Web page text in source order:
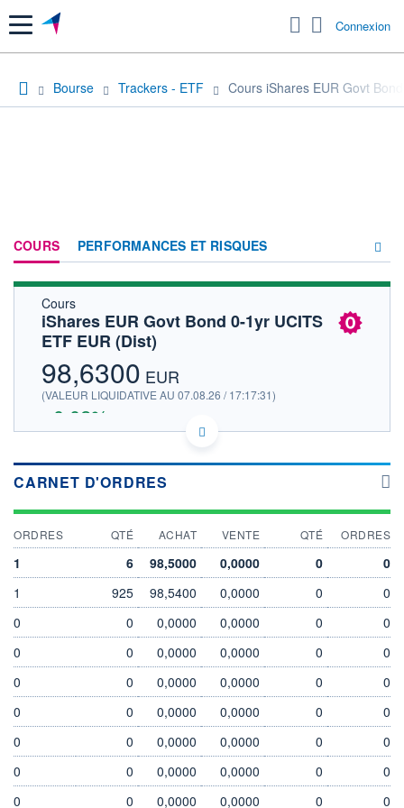
Menu Connexion
Bourse Trackers - ETF Cours iShares EUR Govt
COURS PERFORMANCES ET RISQUES
HISTORIQUE
Cours
iShares EUR Govt Bond 0-1yr UCITS
ETF EUR (Dist)
98,6300 EUR
(VALEUR LIQUIDATIVE AU 07.08.26 / 17:17:31)
+0,02%
98.61
IE00B3FH7618 - BlackRock Asset Management Ireland
- ETF
SOUS-JACENT BARCLAYS EURO SHORT
Politique d'exécution
04/08 06/08
INDICE DE RÉFÉRENCE
BARCLAYS EURO SHORT
CATÉGORIE MORNINGSTAR
Obligations EUR Très
Court Terme
98,6100
CLÔTURE VEILLE
98,6100
CARNET D'ORDRES
ORDRES QTÉ ACHAT VENTE QTÉ ORDRES
1 6 98,5000 0,0000 0
0
1
925 98,5400 0,0000 0
0
0
0 0,0000 0,0000 0
0
0
0 0,0000 0,0000 0
0
0
0 0,0000 0,0000 0
0
0
0 0,0000 0,0000 0
0
0
0 0,0000 0,0000 0
0
0
0 0,0000 0,0000 0
0
0
0 0,0000 0,0000 0
0